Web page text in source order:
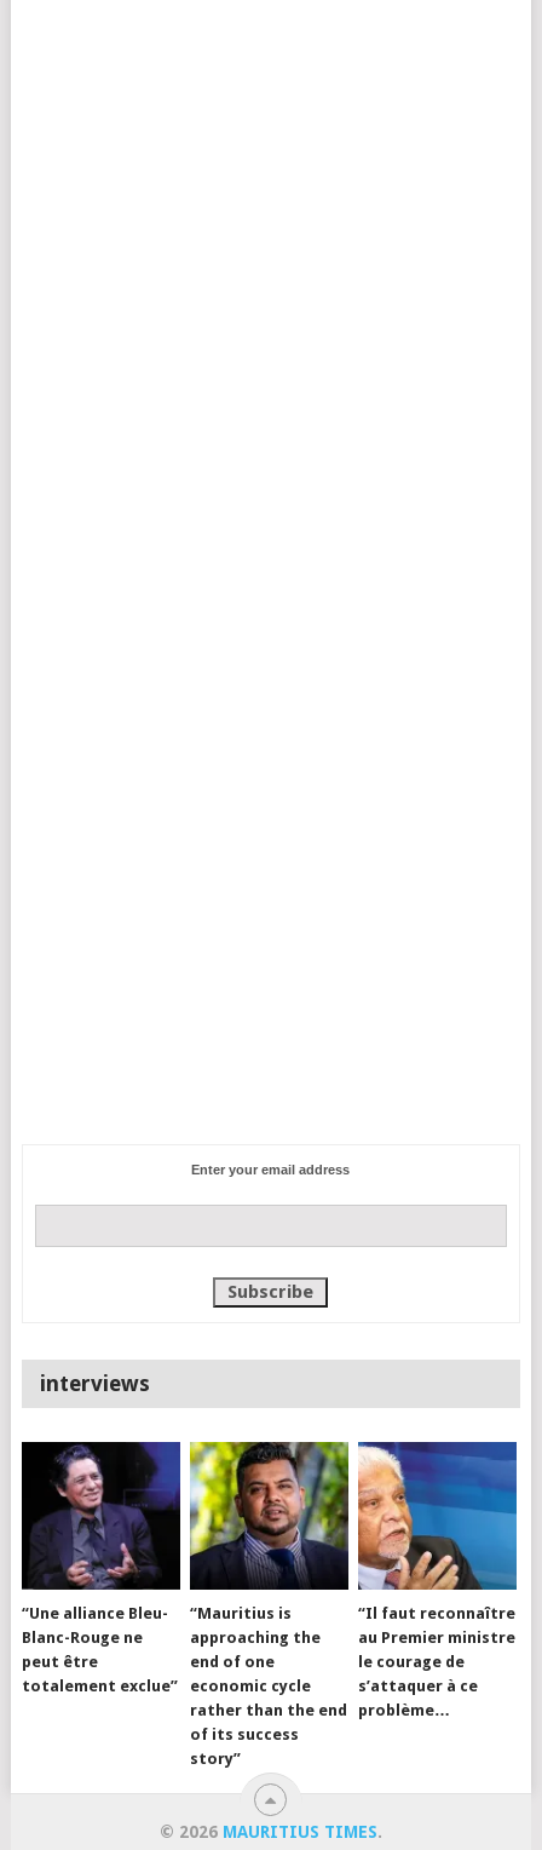
Enter your email address
interviews
“Une alliance Bleu-
Blanc-Rouge ne
peut être
totalement exclue”
“Mauritius is
approaching the
end of one
economic cycle
rather than the end
of its success
story”
“Il faut reconnaître
au Premier ministre
le courage de
s’attaquer à ce
problème…
© 2026 MAURITIUS TIMES.